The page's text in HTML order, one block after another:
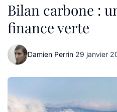
Bilan carbone :
finance verte
Damien Perrin·29 janvier